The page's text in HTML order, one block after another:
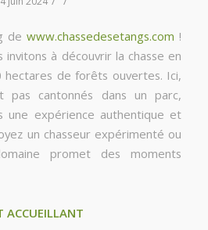
dewww.chassedesetangs.com !
invitons à découvrir la chasse en
hectares de forêts ouvertes. Ici,
pas cantonnés dans un parc,
une expérience authentique et
un chasseur expérimenté ou
promet des moments
ACCUEILLANT